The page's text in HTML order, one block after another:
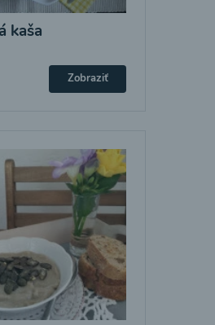
kaša
Zobraziť